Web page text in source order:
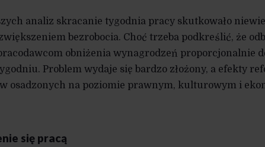
analiz skracanie tygodnia pracy skutkowało
bezrobocia. Choć trzeba podkreślić, że
obniżenia wynagrodzeń proporcjonalnie
Problem wydaje się bardzo złożony, a efekty
osadzonych na poziomie prawnym, kulturowym i
się pracą